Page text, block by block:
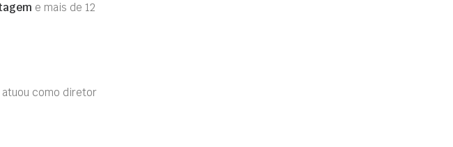
e mais de 12
atuou como diretor